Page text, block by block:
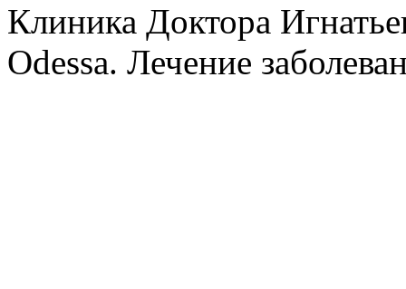
Клиника Доктора
Odessa. Лечение